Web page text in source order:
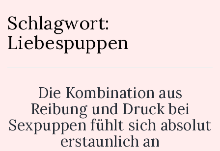
Schlagwort:
Liebespuppen
Die Kombination aus
Reibung und Druck bei
Sexpuppen fühlt sich absolut
erstaunlich an